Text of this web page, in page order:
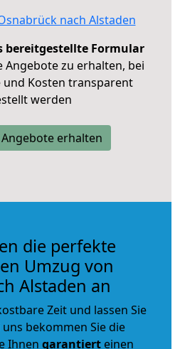
nach Alstaden
bereitgestellte Formular
Angebote zu erhalten, bei
und Kosten transparent
werden
erhalten
die perfekte
Umzug von
Alstaden an
Zeit und lassen Sie
bekommen Sie die
Ihnen garantiert einen